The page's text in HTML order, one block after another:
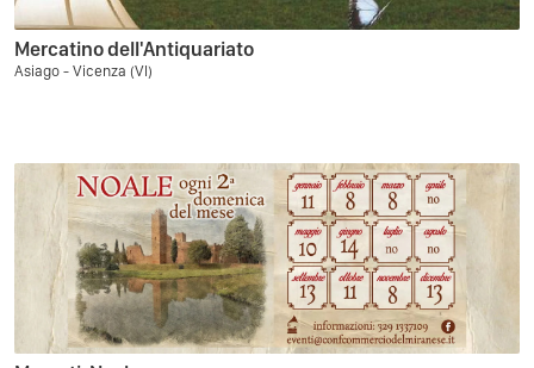
Mercatino dell'Antiquariato
Asiago - Vicenza (VI)